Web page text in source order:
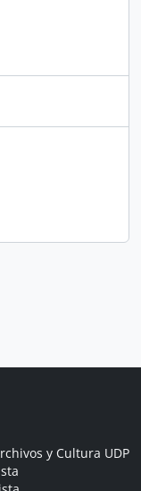
y Cultura UDP